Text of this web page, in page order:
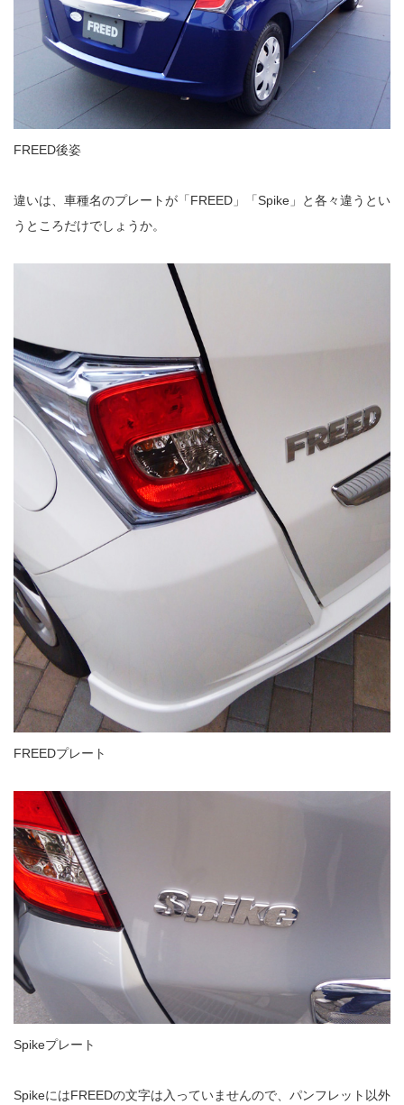
FREED後姿
違いは、車種名のプレートが「FREED」「Spike」と各々違うとい
うところだけでしょうか。
FREEDプレート
Spikeプレート
SpikeにはFREEDの文字は入っていませんので、パンフレット以外